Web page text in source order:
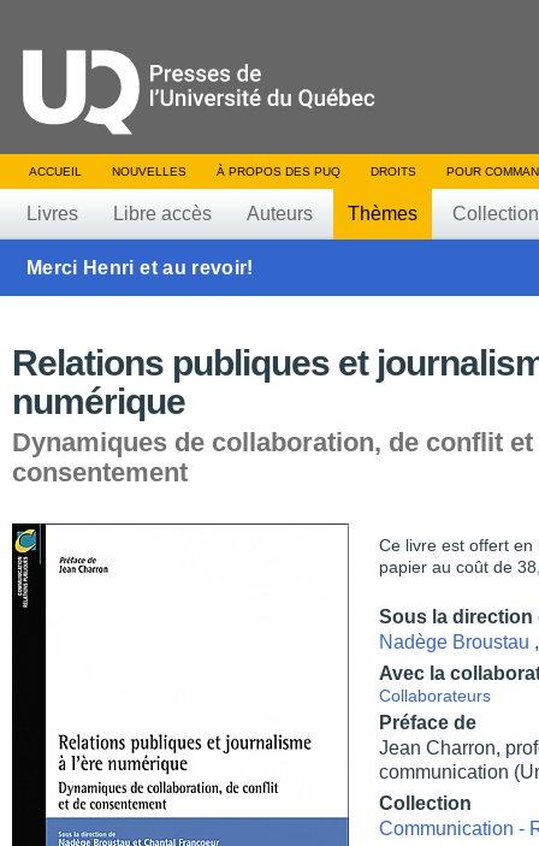
ACCUEIL NOUVELLES À PROPOS DES PUQ DROITS POUR
Livres Libre accès Auteurs Thèmes
Merci Henri et au revoir!
Relations publiques et
numérique
Dynamiques de collaboration, de conflit et
consentement
Ce livre est offert en
papier au coût de
Sous la direction
Nadège Broustau
Avec la
Collaborateurs
Préface de
Jean Charron,
communication
Collection
Communication -